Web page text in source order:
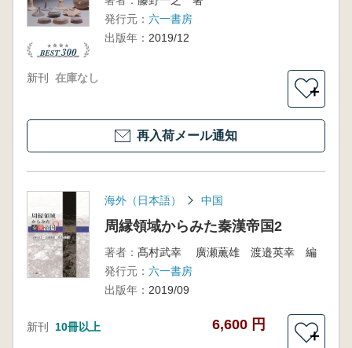
発行元： 六一書房
出版年： 2019/12
新刊 在庫なし
＋
再入荷メール通知
海外（日本語） 中国
周縁領域からみた秦漢帝国2
著者： 髙村武幸 廣瀬薫雄 渡邉英幸 編
発行元： 六一書房
出版年： 2019/09
新刊 10冊以上 6,600 円
＋